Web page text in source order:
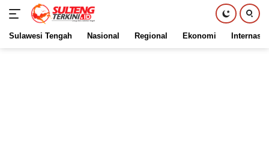
Sulawesi Tengah Nasional Regional Ekonomi